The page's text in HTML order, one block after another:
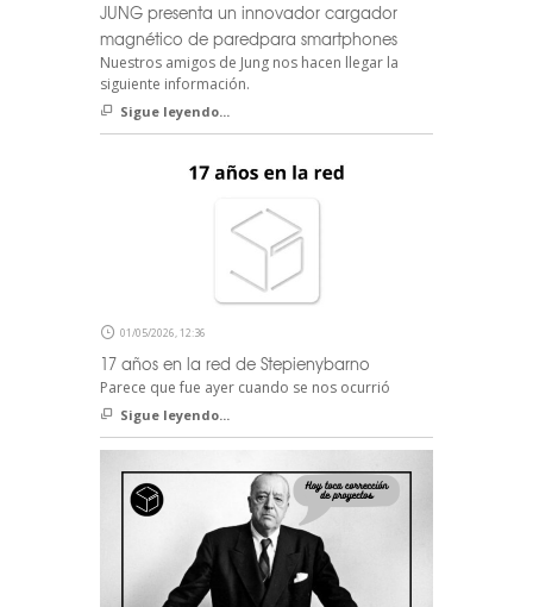
JUNG presenta un innovador cargador
magnético de paredpara smartphones
Nuestros amigos de Jung nos hacen llegar la
siguiente información.
Sigue leyendo...
01/05/2026, 12:36
17 años en la red de Stepienybarno
Parece que fue ayer cuando se nos ocurrió
Sigue leyendo...